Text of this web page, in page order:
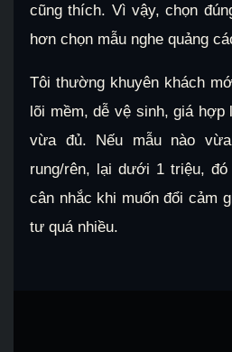
cũng thích. Vì vậy, chọn
hơn chọn mẫu nghe quảng
Tôi thường khuyên khách
lõi mềm, dễ vệ sinh, giá
vừa đủ. Nếu mẫu nào
rung/rên, lại dưới 1 triệu,
cân nhắc khi muốn đổi cảm
tư quá nhiều.